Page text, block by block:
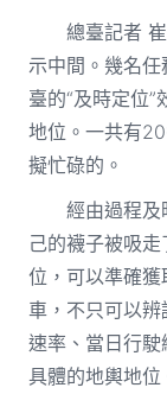
總臺記者
示中間。幾名任
臺的“及時定位
地位。一共有
擬忙碌的。
經由過程及
己的襪子被吸
位，可以準確
車，不只可以
速率、當日行
具體的地輿地